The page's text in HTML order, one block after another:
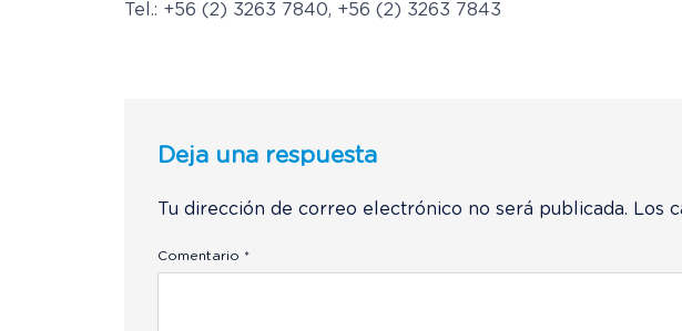
Tel.: +56 (2) 3263 7840, +56 (2) 3263 7843
Deja una respuesta
Tu dirección de correo electrónico no será publicada. Los
Comentario *